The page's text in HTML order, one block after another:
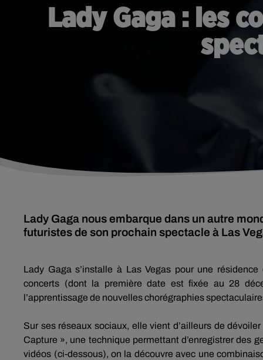
Lady Gaga : les
Lady Gaga nous embarque dans un autre
futuristes de son prochain spectacle à Las
Lady Gaga s’installe à Las Vegas pour une résidence
concerts (dont la première date est fixée au 28
l’apprentissage de nouvelles chorégraphies
Sur ses réseaux sociaux, elle vient d’ailleurs de
Capture », une technique permettant d’enregistrer des
vidéos (ci-dessous), on la découvre avec une